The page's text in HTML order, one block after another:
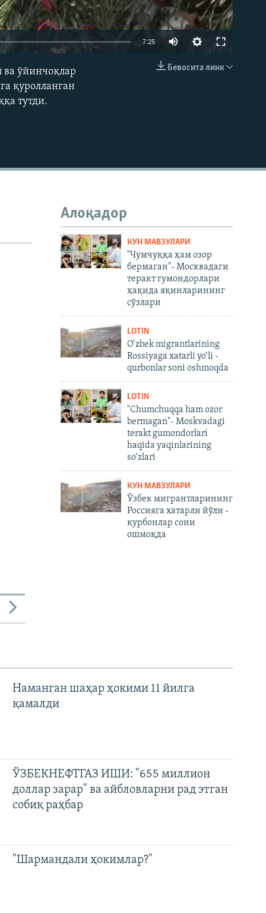
480p
7:25
Бевосита линк
ва ўйинчоқлар
қуролланган
тутди.
Алоқадор
КУН МАВЗУЛАРИ
"Чумчуққа ҳам озор
бермаган"- Москвадаги
теракт гумондорлари
ҳақида яқинларининг
сўзлари
LOTIN
O‘zbek migrantlarining
Rossiyaga xatarli yo‘li -
qurbonlar soni oshmoqda
LOTIN
"Chumchuqqa ham ozor
bermagan"- Moskvadagi
terakt gumondorlari
haqida yaqinlarining
so‘zlari
КУН МАВЗУЛАРИ
Ўзбек мигрантларининг
Россияга хатарли йўли -
қурбонлар сони
ошмоқда
Наманган шаҳар ҳокими 11 йилга
қамалди
ЎЗБЕКНЕФТГАЗ ИШИ: "655 миллион
доллар зарар" ва айбловларни рад этган
собиқ раҳбар
"Шармандали ҳокимлар?"